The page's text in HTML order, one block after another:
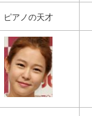
ピアノの天才